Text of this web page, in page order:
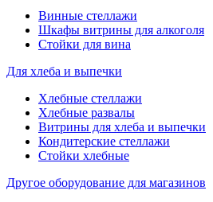
Винные стеллажи
Шкафы витрины для алкоголя
Стойки для вина
Для хлеба и выпечки
Хлебные стеллажи
Хлебные развалы
Витрины для хлеба и выпечки
Кондитерские стеллажи
Стойки хлебные
Другое оборудование для магазинов